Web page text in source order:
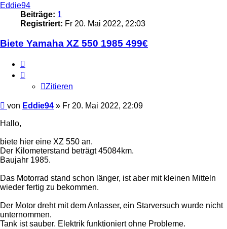
Eddie94
Beiträge: 1
Registriert: Fr 20. Mai 2022, 22:03
Biete Yamaha XZ 550 1985 499€
Zitieren
Beitrag
von Eddie94 » Fr 20. Mai 2022, 22:09
Hallo,
biete hier eine XZ 550 an.
Der Kilometerstand beträgt 45084km.
Baujahr 1985.
Das Motorrad stand schon länger, ist aber mit kleinen Mitteln
wieder fertig zu bekommen.
Der Motor dreht mit dem Anlasser, ein Starversuch wurde nicht
unternommen.
Tank ist sauber. Elektrik funktioniert ohne Probleme.